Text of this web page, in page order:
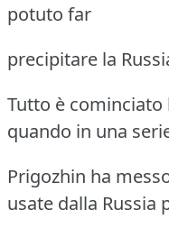
potuto far
precipitare la
Tutto è
quando in una
Prigozhin ha
usate dalla Russia